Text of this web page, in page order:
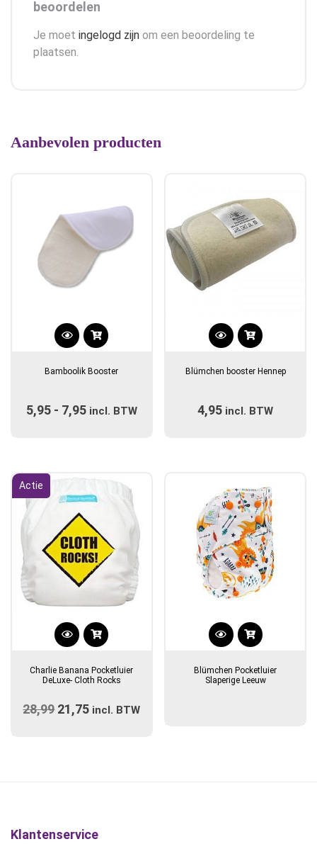
beoordelen
Je moet ingelogd zijn om een beoordeling te
plaatsen.
Aanbevolen producten
Dit
heeft
variaties.
gekozen
worden
op
de
productpagina
Bamboolik Booster
5,95 - 7,95Prijsklasse:
incl. BTW
Blümchen booster Hennep
4,95 incl. BTW
Actie
Charlie Banana Pocketluier
DeLuxe- Cloth Rocks
28,99 Oorspronkelijke
21,75 Huidige
incl. BTW
Blümchen Pocketluier
Slaperige Leeuw
Klantenservice